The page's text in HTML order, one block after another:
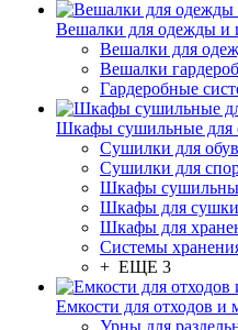
Вешалки для одежды и
Вешалки для
Вешалки
Гардеробные
Шкафы сушильные для
Сушилки для
Сушилки для
Шкафы
Шкафы для
Шкафы для
Системы
+ ЕЩЕ 3
Емкости для отходов и
Урны для